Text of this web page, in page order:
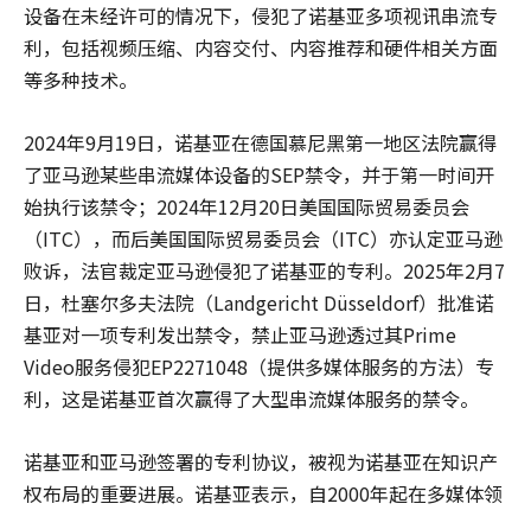
设备在未经许可的情况下，侵犯了诺基亚多项视讯串流专
利，包括视频压缩、内容交付、内容推荐和硬件相关方面
等多种技术。
2024年9月19日，诺基亚在德国慕尼黑第一地区法院赢得
了亚马逊某些串流媒体设备的SEP禁令，并于第一时间开
始执行该禁令；2024年12月20日美国国际贸易委员会
（ITC），而后美国国际贸易委员会（ITC）亦认定亚马逊
败诉，法官裁定亚马逊侵犯了诺基亚的专利。2025年2月7
日，杜塞尔多夫法院（Landgericht Düsseldorf）批准诺
基亚对一项专利发出禁令，禁止亚马逊透过其Prime
Video服务侵犯EP2271048（提供多媒体服务的方法）专
利，这是诺基亚首次赢得了大型串流媒体服务的禁令。
诺基亚和亚马逊签署的专利协议，被视为诺基亚在知识产
权布局的重要进展。诺基亚表示，自2000年起在多媒体领